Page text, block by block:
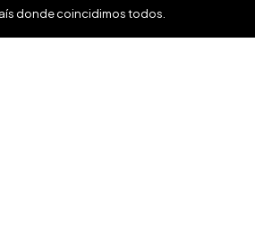
donde coincidimos todos.